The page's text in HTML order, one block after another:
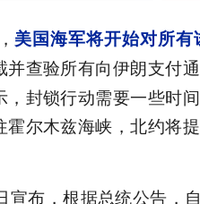
美国海军将开始对所
并查验所有向伊朗支付
，封锁行动需要一些时
霍尔木兹海峡，北约将
宣布，根据总统公告，